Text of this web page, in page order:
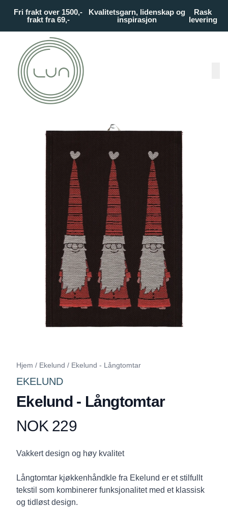
Fri frakt over 1500,-
frakt fra 69,-
Kvalitetsgarn, lidenskap og
inspirasjon
Rask
levering
Hjem / Ekelund / Ekelund - Långtomtar
EKELUND
Ekelund - Långtomtar
Produktdetaljer
NOK 229
Description
Vakkert design og høy kvalitet
Långtomtar kjøkkenhåndkle fra Ekelund er et stilfullt
tekstil som kombinerer funksjonalitet med et klassisk
og tidløst design.